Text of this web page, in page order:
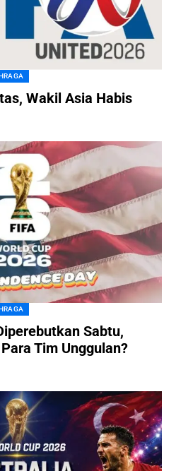
Wakil Asia Habis
Sabtu,
Tim Unggulan?